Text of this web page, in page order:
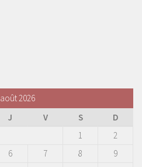
août 2026
J V S
D
1
2
6 7 8
9